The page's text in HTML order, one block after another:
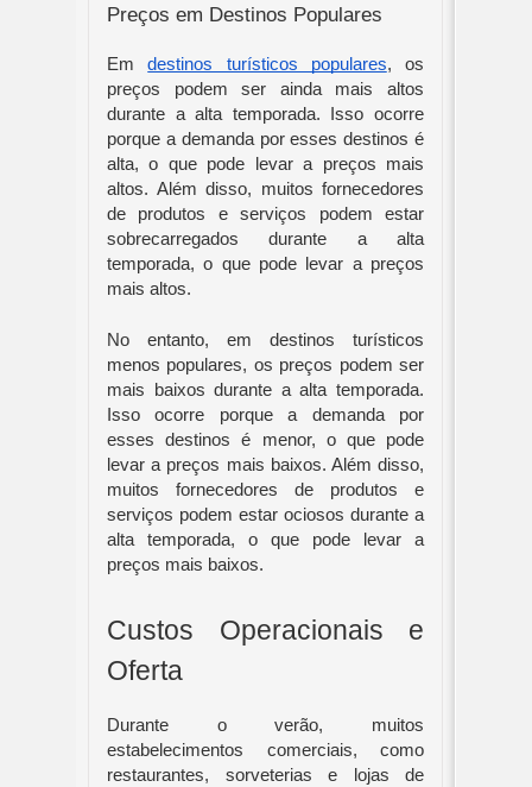
Preços em Destinos Populares
Emdestinos turísticos populares, os
preços podem ser ainda mais altos
durante a alta temporada. Isso ocorre
porque a demanda por esses destinos é
alta, o que pode levar a preços mais
altos. Além disso, muitos fornecedores
de produtos e serviços podem estar
sobrecarregados durante a alta
temporada, o que pode levar a preços
mais altos.
No entanto, em destinos turísticos
menos populares, os preços podem ser
mais baixos durante a alta temporada.
Isso ocorre porque a demanda por
esses destinos é menor, o que pode
levar a preços mais baixos. Além disso,
muitos fornecedores de produtos e
serviços podem estar ociosos durante a
alta temporada, o que pode levar a
preços mais baixos.
Custos Operacionais e
Oferta
Durante o verão, muitos
estabelecimentos comerciais, como
restaurantes, sorveterias e lojas de